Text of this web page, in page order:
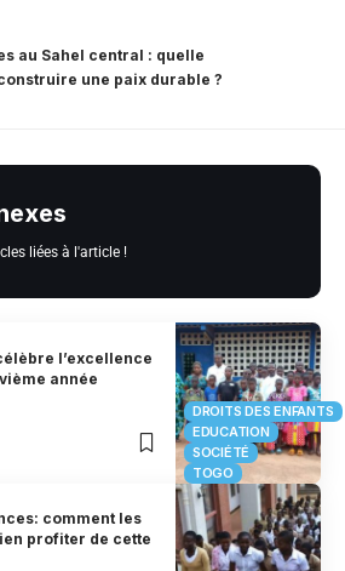
au Sahel central : quelle
une paix durable ?
liées à l'article !
DROITS DES ENFANTS
EDUCATION
SOCIÉTÉ
TOGO
l’excellence
année
comment les
profiter de cette